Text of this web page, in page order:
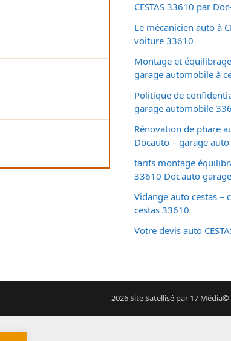
CESTAS 33610 par
Le mécanicien auto à
voiture 33610
Montage et
garage automobile à
Politique de
garage automobile
Rénovation de phare
Docauto – garage auto
tarifs montage
33610 Doc'auto
Vidange auto cestas –
cestas 33610
Votre devis auto
2026 Site Satellisé par 17